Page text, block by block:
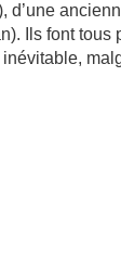
d’une
Ils font tous